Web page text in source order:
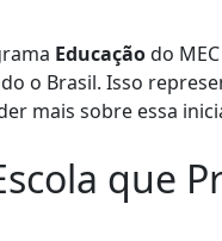
Educaçãodo
o Brasil. Isso
mais sobre essa
que